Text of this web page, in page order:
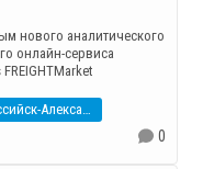
нового аналитического
онлайн-сервиса
FREIGHTMarket
Новороссийск-Александрия
0